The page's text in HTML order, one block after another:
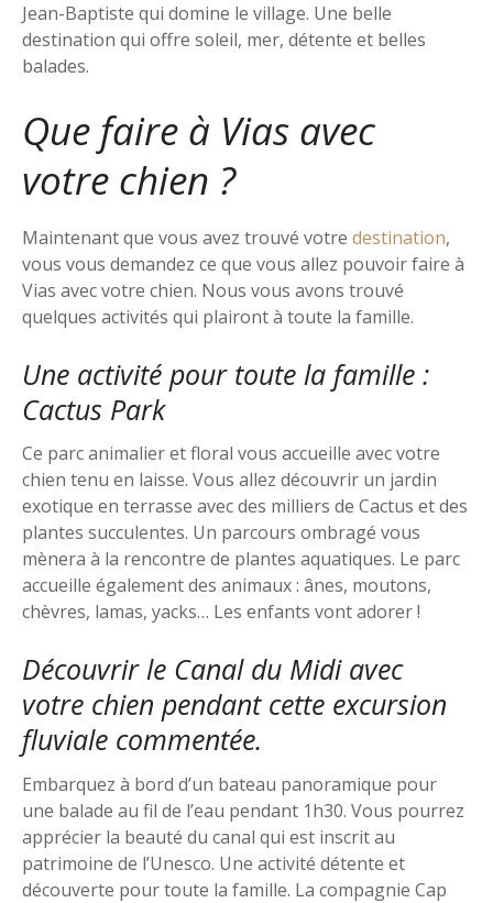
Jean-Baptiste qui domine le village. Une belle
destination qui offre soleil, mer, détente et belles
balades.
Que faire à Vias avec
votre chien ?
Maintenant que vous avez trouvé votre destination,
vous vous demandez ce que vous allez pouvoir faire à
Vias avec votre chien. Nous vous avons trouvé
quelques activités qui plairont à toute la famille.
Une activité pour toute la famille :
Cactus Park
Ce parc animalier et floral vous accueille avec votre
chien tenu en laisse. Vous allez découvrir un jardin
exotique en terrasse avec des milliers de Cactus et des
plantes succulentes. Un parcours ombragé vous
mènera à la rencontre de plantes aquatiques. Le parc
accueille également des animaux : ânes, moutons,
chèvres, lamas, yacks… Les enfants vont adorer !
Découvrir le Canal du Midi avec
votre chien pendant cette excursion
fluviale commentée.
Embarquez à bord d’un bateau panoramique pour
une balade au fil de l’eau pendant 1h30. Vous pourrez
apprécier la beauté du canal qui est inscrit au
patrimoine de l’Unesco. Une activité détente et
découverte pour toute la famille. La compagnie Cap